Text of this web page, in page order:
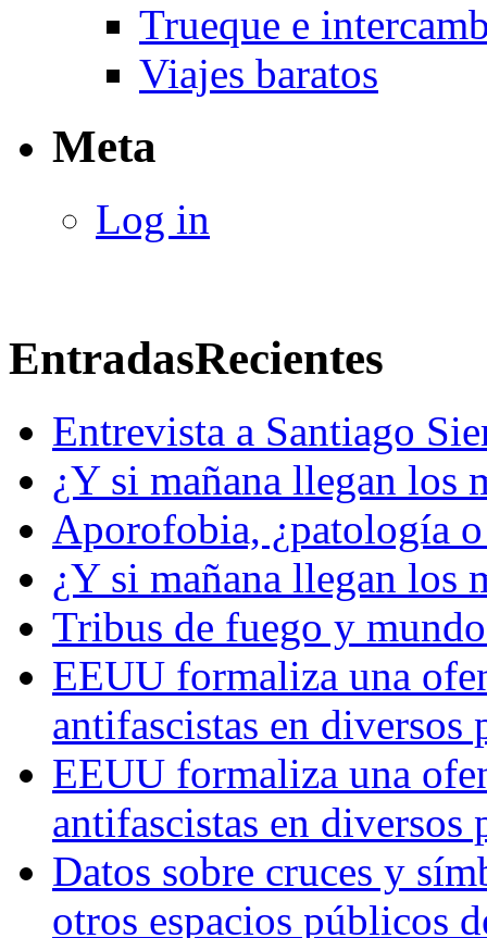
Trueque e
Viajes baratos
Meta
Log in
EntradasRecientes
Entrevista a Santiago
¿Y si mañana llegan los
Aporofobia, ¿patología
¿Y si mañana llegan los
Tribus de fuego y
EEUU formaliza una
antifascistas en
EEUU formaliza una
antifascistas en
Datos sobre cruces y
otros espacios públicos